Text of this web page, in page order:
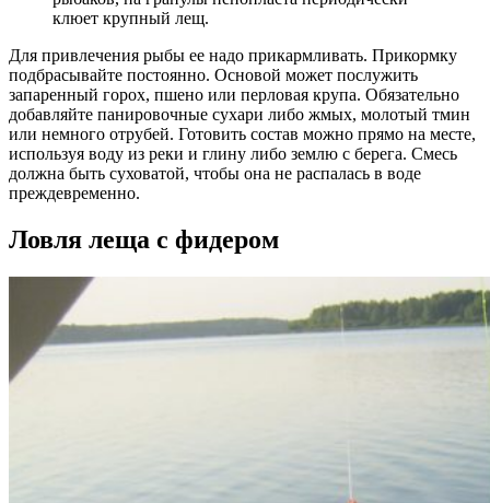
клюет крупный лещ.
Для привлечения рыбы ее надо прикармливать. Прикормку
подбрасывайте постоянно. Основой может послужить
запаренный горох, пшено или перловая крупа. Обязательно
добавляйте панировочные сухари либо жмых, молотый тмин
или немного отрубей. Готовить состав можно прямо на месте,
используя воду из реки и глину либо землю с берега. Смесь
должна быть суховатой, чтобы она не распалась в воде
преждевременно.
Ловля леща с фидером